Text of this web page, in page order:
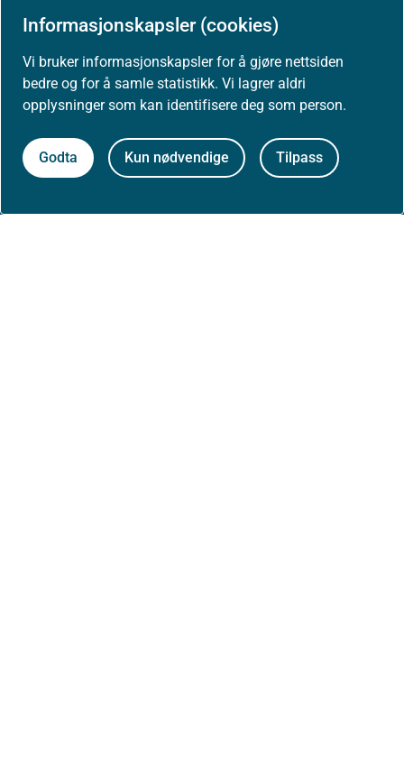
Informasjonskapsler (cookies)
Vi bruker informasjonskapsler for å gjøre nettsiden
bedre og for å samle statistikk. Vi lagrer aldri
opplysninger som kan identifisere deg som person.
Godta Kun nødvendige Tilpass
Aktuelt
Nyheter